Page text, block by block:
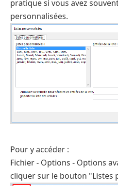
pratique si vous avez
personnalisées.
Pour y accéder :
Fichier - Options - Options
cliquer sur le bouton "Listes